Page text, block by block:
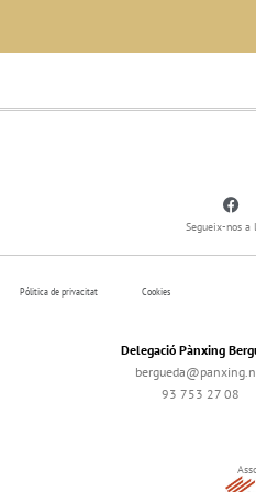
Segueix-nos a
Pólitica de privacitat Cookies
Delegació Pànxing
93 753 27 08